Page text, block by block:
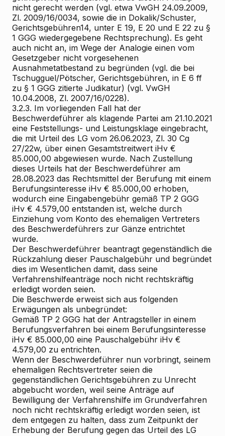
nicht gerecht werden (vgl. etwa VwGH 24.09.2009,
Zl. 2009/16/0034, sowie die in Dokalik/Schuster,
Gerichtsgebühren14, unter E 19, E 20 und E 22 zu §
1 GGG wiedergegebene Rechtsprechung). Es geht
auch nicht an, im Wege der Analogie einen vom
Gesetzgeber nicht vorgesehenen
Ausnahmetatbestand zu begründen (vgl. die bei
Tschugguel/Pötscher, Gerichtsgebühren, in E 6 ff
zu § 1 GGG zitierte Judikatur) (vgl. VwGH
10.04.2008, Zl. 2007/16/0228).
3.2.3. Im vorliegenden Fall hat der
Beschwerdeführer als klagende Partei am 21.10.2021
eine Feststellungs- und Leistungsklage eingebracht,
die mit Urteil des LG vom 26.06.2023, Zl. 30 Cg
27/22w, über einen Gesamtstreitwert iHv €
85.000,00 abgewiesen wurde. Nach Zustellung
dieses Urteils hat der Beschwerdeführer am
28.08.2023 das Rechtsmittel der Berufung mit einem
Berufungsinteresse iHv € 85.000,00 erhoben,
wodurch eine Eingabengebühr gemäß TP 2 GGG
iHv € 4.579,00 entstanden ist, welche durch
Einziehung vom Konto des ehemaligen Vertreters
des Beschwerdeführers zur Gänze entrichtet
wurde.
Der Beschwerdeführer beantragt gegenständlich die
Rückzahlung dieser Pauschalgebühr und begründet
dies im Wesentlichen damit, dass seine
Verfahrenshilfeanträge noch nicht rechtskräftig
erledigt worden seien.
Die Beschwerde erweist sich aus folgenden
Erwägungen als unbegründet:
Gemäß TP 2 GGG hat der Antragsteller in einem
Berufungsverfahren bei einem Berufungsinteresse
iHv € 85.000,00 eine Pauschalgebühr iHv €
4.579,00 zu entrichten.
Wenn der Beschwerdeführer nun vorbringt, seinem
ehemaligen Rechtsvertreter seien die
gegenständlichen Gerichtsgebühren zu Unrecht
abgebucht worden, weil seine Anträge auf
Bewilligung der Verfahrenshilfe im Grundverfahren
noch nicht rechtskräftig erledigt worden seien, ist
dem entgegen zu halten, dass zum Zeitpunkt der
Erhebung der Berufung gegen das Urteil des LG